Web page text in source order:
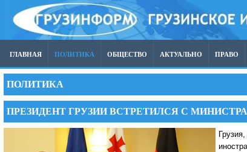
ГЛАВНАЯ ПОЛИТИКА ОБЩЕСТВО АКТУАЛЬНО ПРАВО
ПОЛИТИКА
ПРЕЗИДЕНТ ГРУЗИИ ВСТРЕТИЛСЯ С